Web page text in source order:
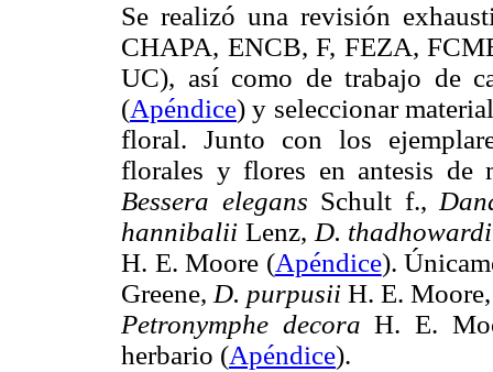
Se realizó una revisión
CHAPA, ENCB, F, FEZA,
UC), así como de trabajo de
(Apéndice) y seleccionar
floral. Junto con los
florales y flores en antesis de
Bessera elegans Schult f.,
hannibalii Lenz, D.
H. E. Moore (Apéndice).
Greene, D. purpusiiH. E.
Petronymphe decoraH. E.
herbario (Apéndice).